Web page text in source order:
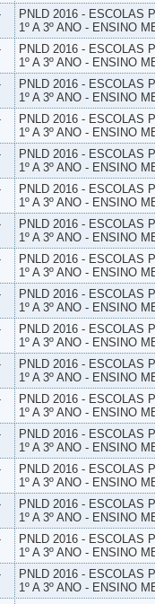
PNLD 2016 - ESCOLAS
1º A 3º ANO - ENSINO
PNLD 2016 - ESCOLAS
1º A 3º ANO - ENSINO
PNLD 2016 - ESCOLAS
1º A 3º ANO - ENSINO
PNLD 2016 - ESCOLAS
1º A 3º ANO - ENSINO
PNLD 2016 - ESCOLAS
1º A 3º ANO - ENSINO
PNLD 2016 - ESCOLAS
1º A 3º ANO - ENSINO
PNLD 2016 - ESCOLAS
1º A 3º ANO - ENSINO
PNLD 2016 - ESCOLAS
1º A 3º ANO - ENSINO
PNLD 2016 - ESCOLAS
1º A 3º ANO - ENSINO
PNLD 2016 - ESCOLAS
1º A 3º ANO - ENSINO
PNLD 2016 - ESCOLAS
1º A 3º ANO - ENSINO
PNLD 2016 - ESCOLAS
1º A 3º ANO - ENSINO
PNLD 2016 - ESCOLAS
1º A 3º ANO - ENSINO
PNLD 2016 - ESCOLAS
1º A 3º ANO - ENSINO
PNLD 2016 - ESCOLAS
1º A 3º ANO - ENSINO
PNLD 2016 - ESCOLAS
1º A 3º ANO - ENSINO
PNLD 2016 - ESCOLAS
1º A 3º ANO - ENSINO